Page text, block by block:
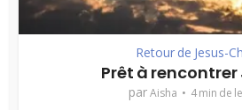
Retour de Jesus-
Prêt à rencontrer
parAisha 4 min de